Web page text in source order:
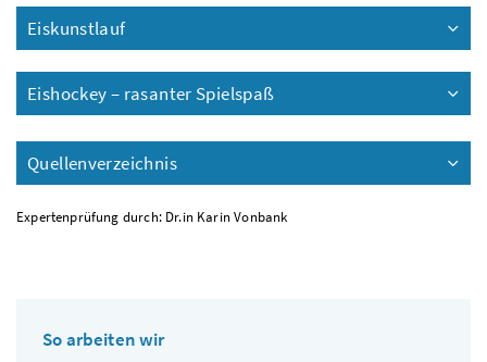
Eiskunstlauf
Eishockey – rasanter Spielspaß
Quellenverzeichnis
Expertenprüfung durch: Dr.in Karin Vonbank
So arbeiten wir